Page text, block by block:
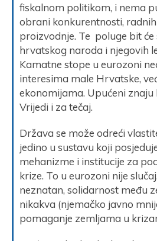
fiskalnom politikom, i nema
obrani konkurentnosti,
proizvodnje. Te poluge bit
hrvatskog naroda i njegovih
Kamatne stope u eurozoni
interesima male Hrvatske,
ekonomijama. Upućeni znaju
Vrijedi i za tečaj.
Država se može odreći
jedino u sustavu koji
mehanizme i institucije za
krize. To u eurozoni nije
neznatan, solidarnost među
nikakva (njemačko javno
pomaganje zemljama u